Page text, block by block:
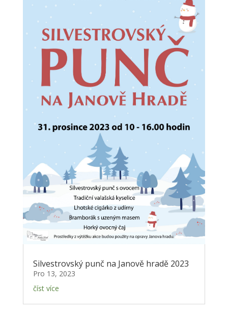
Silvestrovský punč na Janově hradě 2023
Pro 13, 2023
číst více